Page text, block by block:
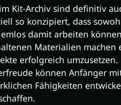
Kit-Archiv sind definitiv
so konzipiert, dass
damit arbeiten
Materialien machen
erfolgreich
können Anfänger
Fähigkeiten